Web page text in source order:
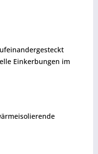
Einkerbungen im